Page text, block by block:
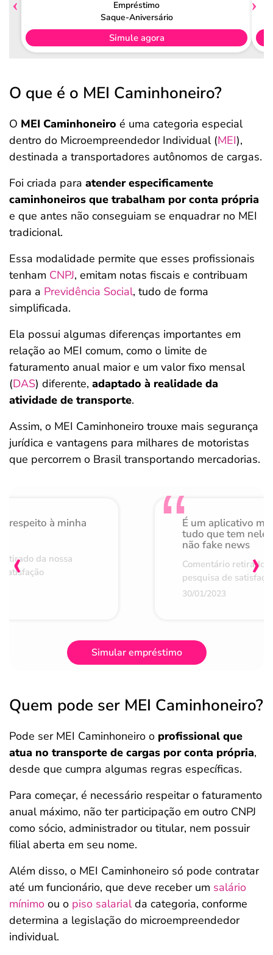
Empréstimo
Saque-Aniversário
Simule agora
O que é o MEI Caminhoneiro?
O MEI Caminhoneiro é uma categoria especial
dentro do Microempreendedor Individual (MEI),
destinada a transportadores autônomos de cargas.
Foi criada para atender especificamente
caminhoneiros que trabalham por conta própria
e que antes não conseguiam se enquadrar no MEI
tradicional.
Essa modalidade permite que esses profissionais
tenham CNPJ, emitam notas fiscais e contribuam
para a Previdência Social, tudo de forma
simplificada.
Ela possui algumas diferenças importantes em
relação ao MEI comum, como o limite de
faturamento anual maior e um valor fixo mensal
(DAS) diferente, adaptado à realidade da
atividade de transporte.
Assim, o MEI Caminhoneiro trouxe mais segurança
jurídica e vantagens para milhares de motoristas
que percorrem o Brasil transportando mercadorias.
respeito à minha
da nossa
É um aplicativo
tudo que tem nele
não fake news
Comentário retirado
pesquisa de
30/01/2023
‹ ›
Simular empréstimo
Quem pode ser MEI Caminhoneiro?
Pode ser MEI Caminhoneiro o profissional que
atua no transporte de cargas por conta própria,
desde que cumpra algumas regras específicas.
Para começar, é necessário respeitar o faturamento
anual máximo, não ter participação em outro CNPJ
como sócio, administrador ou titular, nem possuir
filial aberta em seu nome.
Além disso, o MEI Caminhoneiro só pode contratar
até um funcionário, que deve receber um salário
mínimo ou o piso salarialda categoria, conforme
determina a legislação do microempreendedor
individual.